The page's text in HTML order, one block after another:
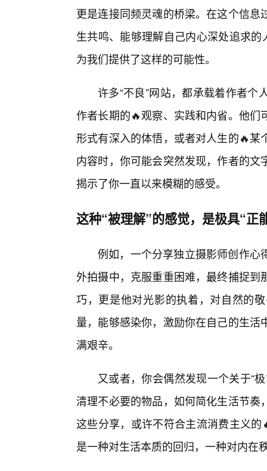
更是连接同频灵魂的桥梁。在这个信
生共鸣、能够理解自己内心深处追求
为我们提供了这样的可能性。
许多“不良”网站，都承载着作者
作者长期的🔥观察、实践和内省。他
形式有深入的体悟，或者对人生的🔥
内容时，你可能会突然发现，作者的
揭示了你一直以来模糊的感受。
这种“被理解”的感觉，是极具“正
例如，一个分享独立摄影师创作心
外拍摄中，克服重重困难，最终捕捉
巧，更是他对光影的执着，对自然的
量，能够感染你，激励你在自己的生
满艰辛。
又或者，你会偶然发现一个关于“
清理不必要的物品，如何简化生活节
这些分享，或许不符合主流消费主义
是一种对生活本质的回归，一种对内在